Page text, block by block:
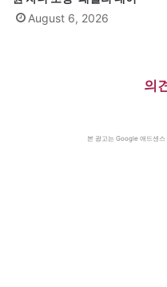
August 6, 2026
의
본 광고는 Google 애드센스